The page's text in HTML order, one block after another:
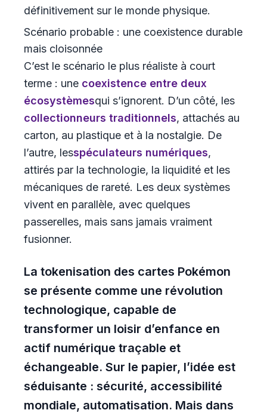
définitivement sur le monde physique.
Scénario probable : une coexistence durable
mais cloisonnée
C’est le scénario le plus réaliste à court
terme : une coexistence entre deux
écosystèmesqui s’ignorent. D’un côté, les
collectionneurs traditionnels, attachés au
carton, au plastique et à la nostalgie. De
l’autre, lesspéculateurs numériques,
attirés par la technologie, la liquidité et les
mécaniques de rareté. Les deux systèmes
vivent en parallèle, avec quelques
passerelles, mais sans jamais vraiment
fusionner.
La tokenisation des cartes Pokémon
se présente comme une révolution
technologique, capable de
transformer un loisir d’enfance en
actif numérique traçable et
échangeable. Sur le papier, l’idée est
séduisante : sécurité, accessibilité
mondiale, automatisation. Mais dans